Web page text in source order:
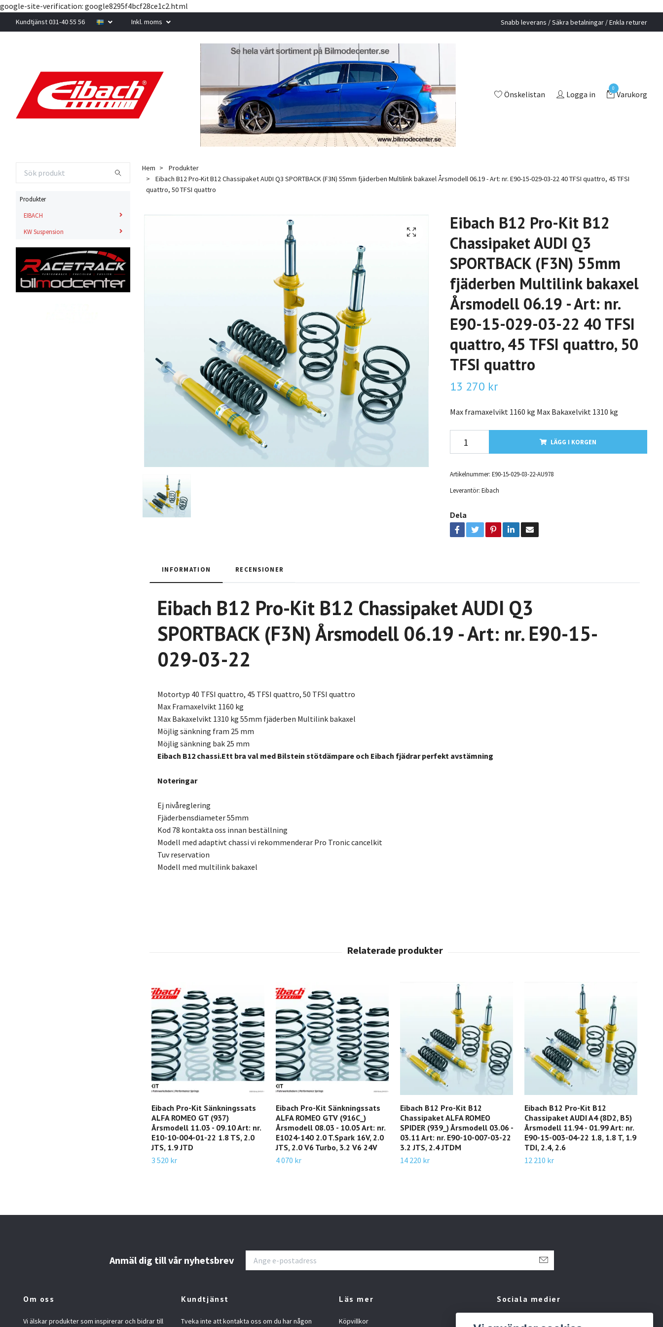
google-site-verification: google8295f4bcf28ce1c2.html
Kundtjänst 031-40 55 56 Inkl. moms Snabb leverans / Säkra betalningar / Enkla returer
Önskelistan Logga in
0
Varukorg
Produkter
EIBACH
KW Suspension
Hem
Produkter
Eibach B12 Pro-Kit B12 Chassipaket AUDI Q3 SPORTBACK (F3N) 55mm fjäderben Multilink bakaxel Årsmodell 06.19 - Art: nr. E90-15-029-03-22 40 TFSI quattro, 45 TFSI
quattro, 50 TFSI quattro
Eibach B12 Pro-Kit B12
Chassipaket AUDI Q3
SPORTBACK (F3N) 55mm
fjäderben Multilink bakaxel
Årsmodell 06.19 - Art: nr.
E90-15-029-03-22 40 TFSI
quattro, 45 TFSI quattro, 50
TFSI quattro
13 270 kr
Max framaxelvikt 1160 kg Max Bakaxelvikt 1310 kg
LÄGG I KORGEN
Artikelnummer: E90-15-029-03-22-AU978
Leverantör: Eibach
Dela
INFORMATION RECENSIONER
Eibach B12 Pro-Kit B12 Chassipaket AUDI Q3
SPORTBACK (F3N) Årsmodell 06.19 - Art: nr. E90-15-
029-03-22
Motortyp 40 TFSI quattro, 45 TFSI quattro, 50 TFSI quattro
Max Framaxelvikt 1160 kg
Max Bakaxelvikt 1310 kg 55mm fjäderben Multilink bakaxel
Möjlig sänkning fram 25 mm
Möjlig sänkning bak 25 mm
Eibach B12 chassi.Ett bra val med Bilstein stötdämpare och Eibach fjädrar perfekt avstämning
Noteringar
Ej nivåreglering
Fjäderbensdiameter 55mm
Kod 78 kontakta oss innan beställning
Modell med adaptivt chassi vi rekommenderar Pro Tronic cancelkit
Tuv reservation
Modell med multilink bakaxel
Eibach Pro-Kit Sänkningssats
ALFA ROMEO GT (937)
Årsmodell 11.03 - 09.10 Art: nr.
E10-10-004-01-22 1.8 TS, 2.0
JTS, 1.9 JTD
3 520 kr
Eibach Pro-Kit Sänkningssats
ALFA ROMEO GTV (916C_)
Årsmodell 08.03 - 10.05 Art: nr.
E1024-140 2.0 T.Spark 16V, 2.0
JTS, 2.0 V6 Turbo, 3.2 V6 24V
4 070 kr
Eibach B12 Pro-Kit B12
Chassipaket ALFA ROMEO
SPIDER (939_) Årsmodell 03.06 -
03.11 Art: nr. E90-10-007-03-22
3.2 JTS, 2.4 JTDM
14 220 kr
Eibach B12 Pro-Kit B12
Chassipaket AUDI A4 (8D2, B5)
Årsmodell 11.94 - 01.99 Art: nr.
E90-15-003-04-22 1.8, 1.8 T, 1.9
TDI, 2.4, 2.6
12 210 kr
Anmäl dig till vår nyhetsbrev
Om oss
Vi älskar produkter som inspirerar och bidrar till
Kundtjänst
Tveka inte att kontakta oss om du har någon
Läs mer
Köpvillkor
Sociala medier